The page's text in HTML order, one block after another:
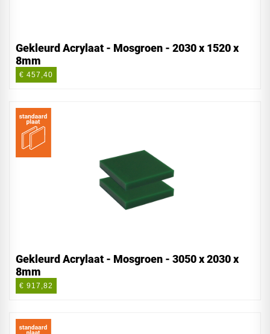
Gekleurd Acrylaat - Mosgroen - 2030 x 1520 x
8mm
€ 457,40
Gekleurd Acrylaat - Mosgroen - 3050 x 2030 x
8mm
€ 917,82